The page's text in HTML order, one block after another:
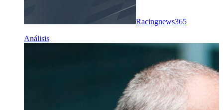
Racingnews365
Análisis